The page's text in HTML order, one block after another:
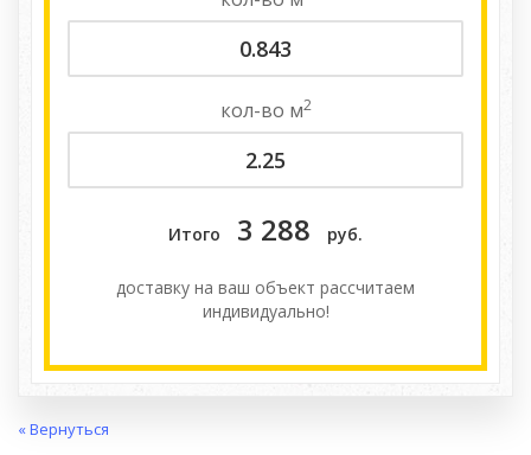
кол-во м2
Итого 3 288 руб.
доставку на ваш объект расcчитаем
индивидуально!
« Вернуться